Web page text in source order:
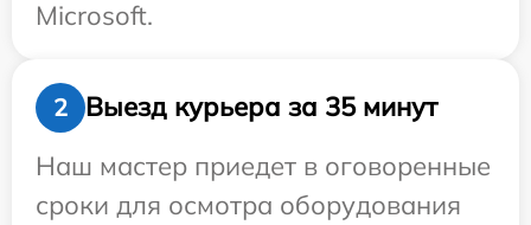
Microsoft.
2
Выезд курьера за 35 минут
Наш мастер приедет в оговоренные
сроки для осмотра оборудования